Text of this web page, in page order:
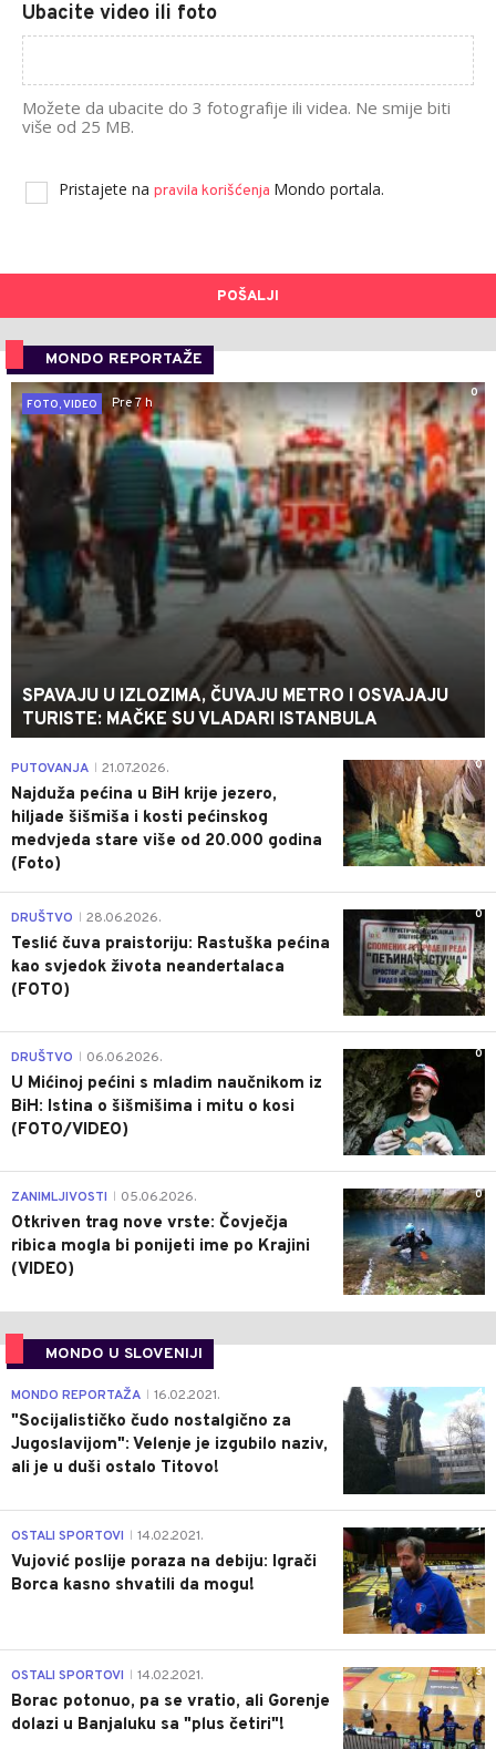
Ubacite video ili foto
Možete da ubacite do 3 fotografije ili videa. Ne smije biti
više od 25 MB.
Pristajete na pravila korišćenja Mondo portala.
POŠALJI
MONDO REPORTAŽE
0
FOTO, VIDEO
Pre 7 h
SPAVAJU U IZLOZIMA, ČUVAJU METRO I OSVAJAJU
TURISTE: MAČKE SU VLADARI ISTANBULA
0
PUTOVANJA 21.07.2026.
Najduža pećina u BiH krije jezero,
hiljade šišmiša i kosti pećinskog
medvjeda stare više od 20.000 godina
(Foto)
0
DRUŠTVO 28.06.2026.
Teslić čuva praistoriju: Rastuška pećina
kao svjedok života neandertalaca
(FOTO)
0
DRUŠTVO 06.06.2026.
U Mićinoj pećini s mladim naučnikom iz
BiH: Istina o šišmišima i mitu o kosi
(FOTO/VIDEO)
0
ZANIMLJIVOSTI 05.06.2026.
Otkriven trag nove vrste: Čovječja
ribica mogla bi ponijeti ime po Krajini
(VIDEO)
MONDO U SLOVENIJI
4
MONDO REPORTAŽA 16.02.2021.
"Socijalističko čudo nostalgično za
Jugoslavijom": Velenje je izgubilo naziv,
ali je u duši ostalo Titovo!
1
OSTALI SPORTOVI 14.02.2021.
Vujović poslije poraza na debiju: Igrači
Borca kasno shvatili da mogu!
3
OSTALI SPORTOVI 14.02.2021.
Borac potonuo, pa se vratio, ali Gorenje
dolazi u Banjaluku sa "plus četiri"!